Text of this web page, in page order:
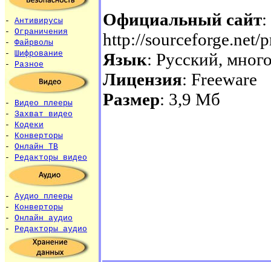
- Антивирусы
- Ограничения
- Файрволы
- Шифрование
- Разное
- Видео плееры
- Захват видео
- Кодеки
- Конверторы
- Онлайн ТВ
- Редакторы видео
- Аудио плееры
- Конверторы
- Онлайн аудио
- Редакторы аудио
Официальный сайт:
http://sourceforge.net/
Язык: Русский,
Лицензия: Freeware
Размер: 3,9 Мб